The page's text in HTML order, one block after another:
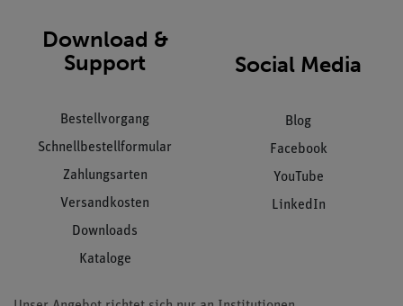
Download &
Support
Bestellvorgang
Schnellbestellformular
Zahlungsarten
Versandkosten
Downloads
Kataloge
Social Media
Blog
Facebook
YouTube
LinkedIn